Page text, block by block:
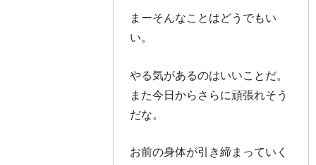
まーそんなことはどうでもい
い。
やる気があるのはいいことだ。
また今日からさらに頑張れそう
だな。
お前の身体が引き締まっていく